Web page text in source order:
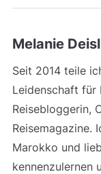
Melanie Deisl
Seit 2014 teile
Leidenschaft für
Reisebloggerin,
Reisemagazine.
Marokko und
kennenzulernen